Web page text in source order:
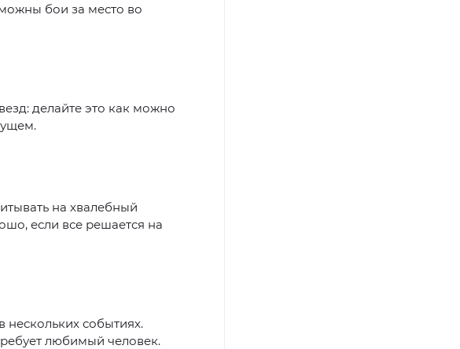
бои за место во
делайте это как можно
на хвалебный
если все решается на
нескольких событиях.
любимый человек.